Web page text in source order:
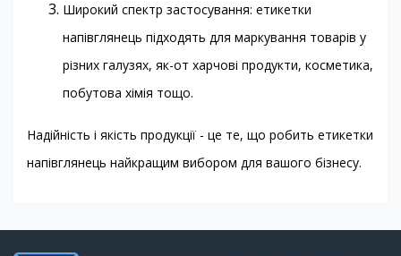
Широкий спектр застосування: етикетки
напівглянець підходять для маркування товарів у
різних галузях, як-от харчові продукти, косметика,
побутова хімія тощо.
Надійність і якість продукції - це те, що робить етикетки
напівглянець найкращим вибором для вашого бізнесу.